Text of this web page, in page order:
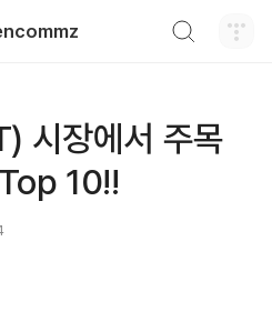
시장에서 주목
10!!